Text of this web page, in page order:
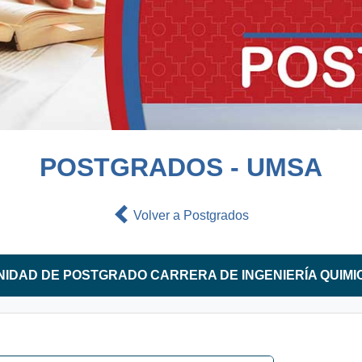
POSTGRADOS - UMSA
Volver a Postgrados
DE POSTGRADO CARRERA DE INGENIERÍA